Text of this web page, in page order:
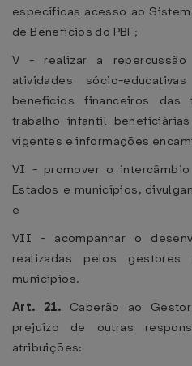
específicas acesso ao
de Benefícios do PBF;
V - realizar a repercussão
atividades sócio-
benefícios financeiros
trabalho infantil
vigentes e informações
VI - promover o
Estados e municípios,
e
VII - acompanhar o
realizadas pelos
municípios.
Art. 21. Caberão ao
prejuízo de outras
atribuições: